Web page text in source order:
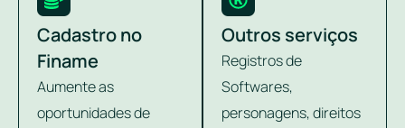
Cadastro no
Finame
Aumente as
oportunidades de
Outros serviços
Registros de
Softwares,
personagens, direitos